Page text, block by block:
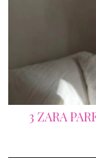
3 ZARA